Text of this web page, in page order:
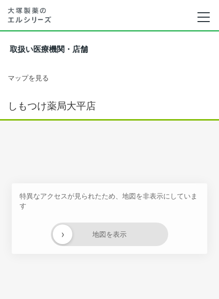
取扱い医療機関・店舗
マップを見る
しもつけ薬局大平店
特異なアクセスが見られたため、地図を非表示にしていま
す
地図を表示
›